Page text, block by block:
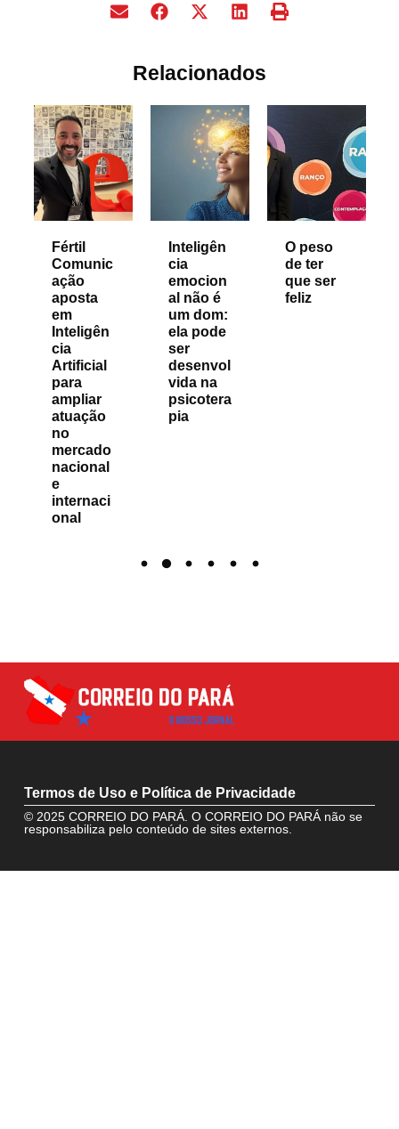
Relacionados
Fértil
Comunic
ação
aposta
em
Inteligên
cia
Artificial
para
ampliar
atuação
no
mercado
nacional
e
internaci
onal
Inteligên
cia
emocion
al não é
um dom:
ela pode
ser
desenvol
vida na
psicotera
pia
O peso
de ter
que ser
feliz
Termos de Uso e Política de Privacidade
© 2025 CORREIO DO PARÁ. O CORREIO DO PARÁ não se
responsabiliza pelo conteúdo de sites externos.